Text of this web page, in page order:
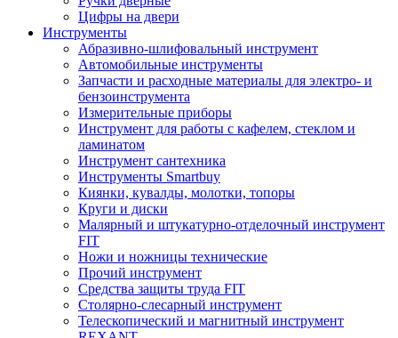
Цифры на двери
Инструменты
Абразивно-шлифовальный инструмент
Автомобильные инструменты
Запчасти и расходные материалы для электро- и
бензоинструмента
Измерительные приборы
Инструмент для работы с кафелем, стеклом и
ламинатом
Инструмент сантехника
Инструменты Smartbuy
Киянки, кувалды, молотки, топоры
Круги и диски
Малярный и штукатурно-отделочный инструмент
FIT
Ножи и ножницы технические
Прочий инструмент
Средства защиты труда FIT
Столярно-слесарный инструмент
Телескопический и магнитный инструмент